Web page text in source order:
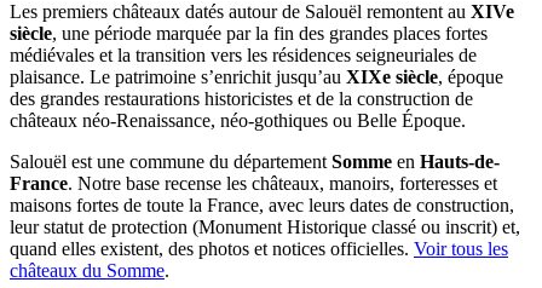
Les premiers châteaux datés autour de Salouël remontent au XIVe
siècle, une période marquée par la fin des grandes places fortes
médiévales et la transition vers les résidences seigneuriales de
plaisance. Le patrimoine s’enrichit jusqu’au XIXe siècle, époque
des grandes restaurations historicistes et de la construction de
châteaux néo-Renaissance, néo-gothiques ou Belle Époque.
Salouël est une commune du départementSomme en Hauts-de-
France. Notre base recense les châteaux, manoirs, forteresses et
maisons fortes de toute la France, avec leurs dates de construction,
leur statut de protection (Monument Historique classé ou inscrit) et,
quand elles existent, des photos et notices officielles. Voir tous les
châteaux du Somme.